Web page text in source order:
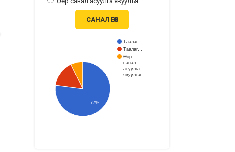
САНАЛ ӨГӨХ
Таалаг…
Таалаг…
Өөр
санал
асуулга
явуулъя
77%